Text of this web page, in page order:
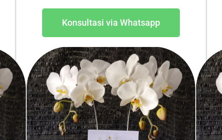
Konsultasi via Whatsapp